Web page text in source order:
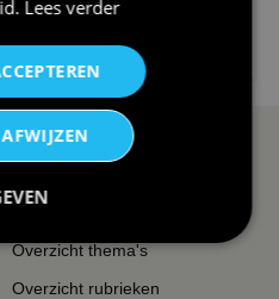
OVERZICHT
Overzicht thema's
Overzicht rubrieken
. Lees verder